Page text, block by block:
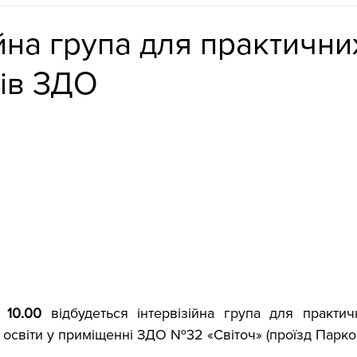
група для
ЗДО
10.00 відбудеться інтервізійна група для
освіти у приміщенні ЗДО №32 «Світоч» (проїзд